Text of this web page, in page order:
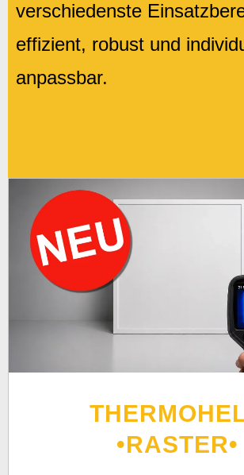
verschiedenste
effizient, robust und
anpassbar.
•RASTER•